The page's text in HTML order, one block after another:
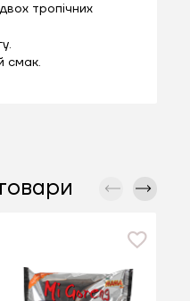
тропічних
смак.